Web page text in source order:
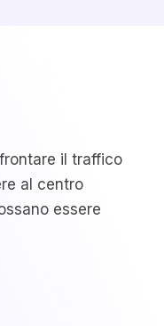
il traffico
al centro
essere